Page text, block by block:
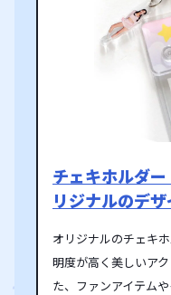
チェキホルダ
リジナルのデ
オリジナルのチェキ
明度が高く美しいア
た、ファンアイテム